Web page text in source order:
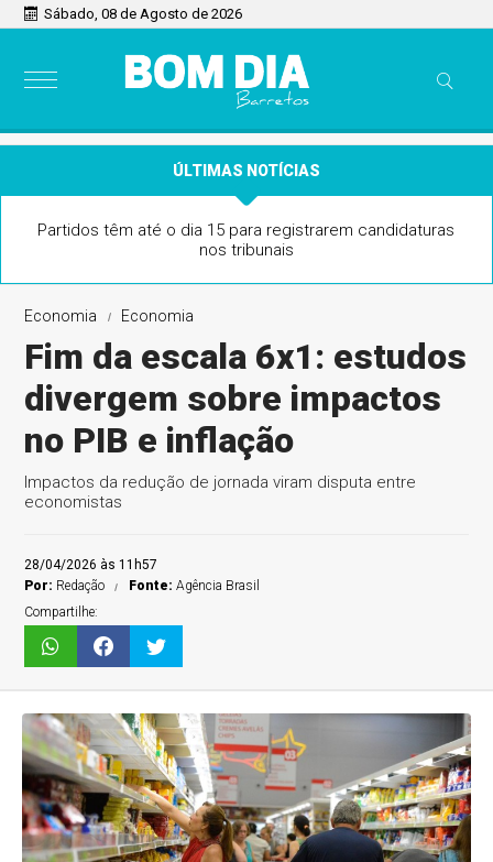
Sábado, 08 de Agosto de 2026
ÚLTIMAS NOTÍCIAS
Quer tirar um projeto cultural do papel? Conheça os
principais editais disponíveis em São Paulo
Economia Economia
Fim da escala 6x1: estudos
divergem sobre impactos
no PIB e inflação
Impactos da redução de jornada viram disputa entre
economistas
28/04/2026 às 11h57
Por: Redação Fonte:Agência Brasil
Compartilhe: